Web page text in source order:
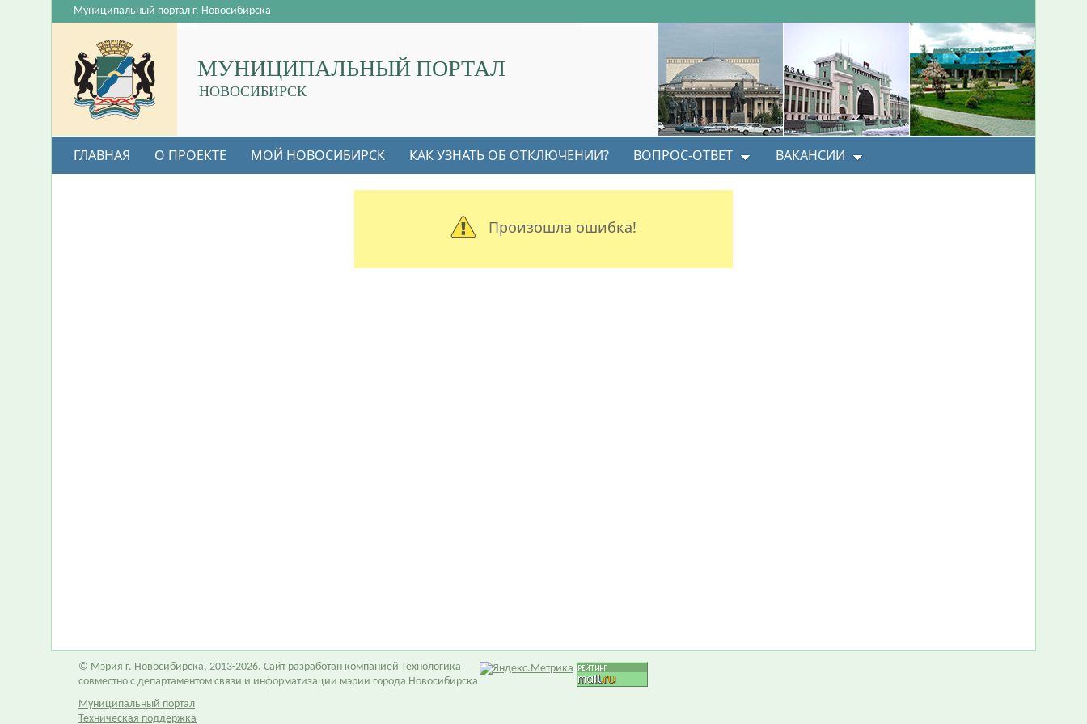
МУНИЦИПАЛЬНЫЙ ПОРТАЛ
НОВОСИБИРСК
Муниципальный портал г. Новосибирска
ГЛАВНАЯ О ПРОЕКТЕ МОЙ НОВОСИБИРСК КАК УЗНАТЬ ОБ ОТКЛЮЧЕНИИ? ВОПРОС-ОТВЕТ ВАКАНСИИ
Произошла ошибка!
© Мэрия г. Новосибирска, 2013-2026. Сайт разработан компанией Технологика
совместно с департаментом связи и информатизации мэрии города Новосибирска
Муниципальный портал
Техническая поддержка